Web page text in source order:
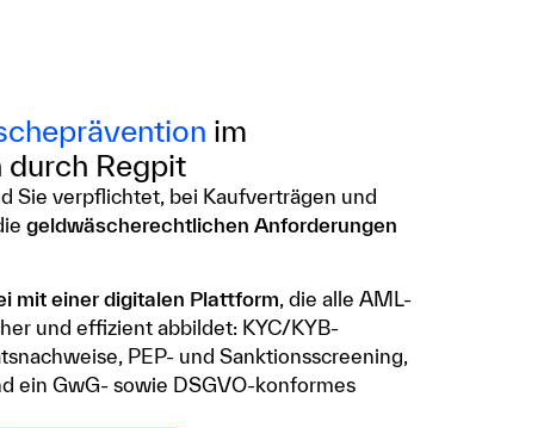
im
durch Regpit
Sie verpflichtet, bei Kaufverträgen und
geldwäscherechtlichen Anforderungen
mit einer digitalen Plattform, die alle AML-
und effizient abbildet: KYC/KYB-
PEP- und Sanktionsscreening,
ein GwG- sowie DSGVO-konformes